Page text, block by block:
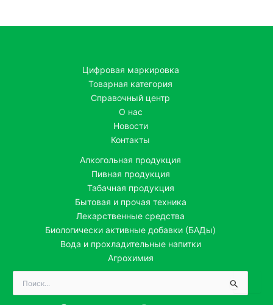
Цифровая маркировка
Товарная категория
Справочный центр
О нас
Новости
Контакты
Алкогольная продукция
Пивная продукция
Табачная продукция
Бытовая и прочая техника
Лекарственные средства
Биологически активные добавки (БАДы)
Вода и прохладительные напитки
Агрохимия
Поиск: